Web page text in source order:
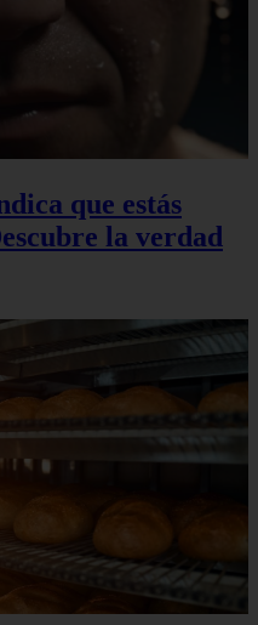
que estás
la verdad